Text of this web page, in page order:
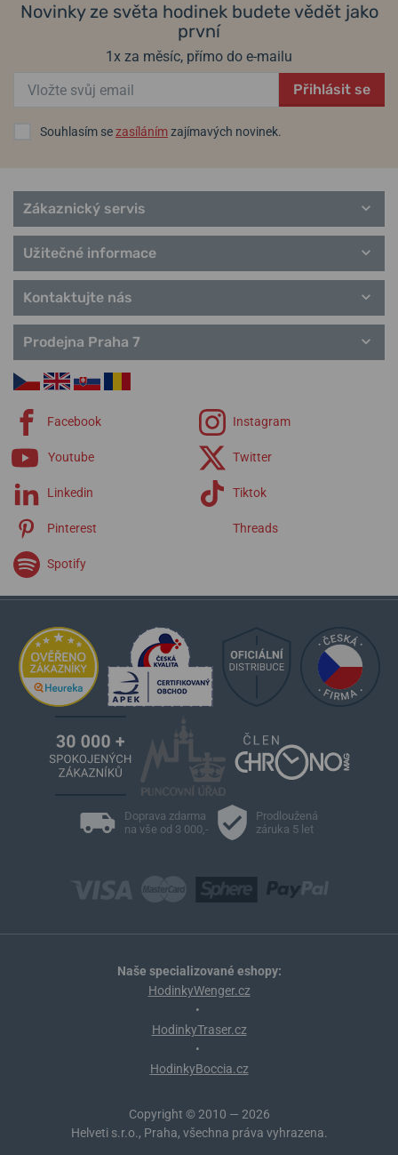
Novinky ze světa hodinek budete vědět jako
první
1x za měsíc, přímo do e-mailu
Přihlásit se
Souhlasím sezasílánímzajímavých novinek.
Zákaznický servis
Užitečné informace
Kontaktujte nás
Prodejna Praha 7
Facebook Instagram
Youtube Twitter
Linkedin Tiktok
Pinterest Threads
Spotify
Doprava zdarma
na vše od 3 000,-
Prodloužená
záruka 5 let
Naše specializované eshopy:
HodinkyWenger.cz
•
HodinkyTraser.cz
•
HodinkyBoccia.cz
Copyright © 2010 — 2026
Helveti s.r.o., Praha, všechna práva vyhrazena.